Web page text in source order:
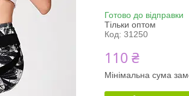
Готово до відправки
Тільки оптом
Код: 31250
110 ₴
Мінімальна сума